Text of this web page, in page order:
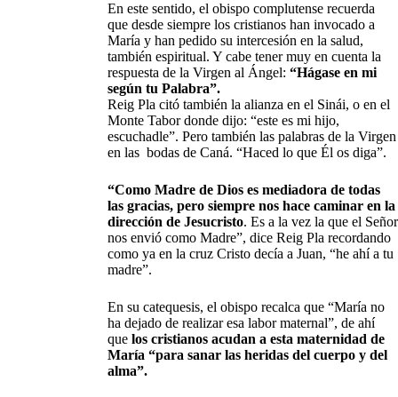
En este sentido, el obispo complutense recuerda
que desde siempre los cristianos han invocado a
María y han pedido su intercesión en la salud,
también espiritual. Y cabe tener muy en cuenta la
respuesta de la Virgen al Ángel: “Hágase en mi
según tu Palabra”.
Reig Pla citó también la alianza en el Sinái, o en el
Monte Tabor donde dijo: “este es mi hijo,
escuchadle”. Pero también las palabras de la Virgen
en las bodas de Caná. “Haced lo que Él os diga”.
“Como Madre de Dios es mediadora de todas
las gracias, pero siempre nos hace caminar en la
dirección de Jesucristo. Es a la vez la que el Señor
nos envió como Madre”, dice Reig Pla recordando
como ya en la cruz Cristo decía a Juan, “he ahí a tu
madre”.
En su catequesis, el obispo recalca que “María no
ha dejado de realizar esa labor maternal”, de ahí
que los cristianos acudan a esta maternidad de
María “para sanar las heridas del cuerpo y del
alma”.